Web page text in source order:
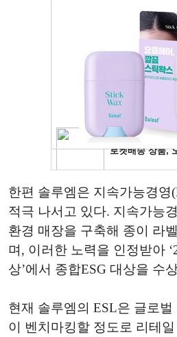
한편 솔루엠은 지속가능경영
적극 나서고 있다. 지속가능
환경 매장을 구축해 종이 라
며, 이러한 노력을 인정받아
상’에서 종합ESG 대상을 수
현재 솔루엠의 ESL은 글로벌
이
벤치마킹할 정도로 리테일